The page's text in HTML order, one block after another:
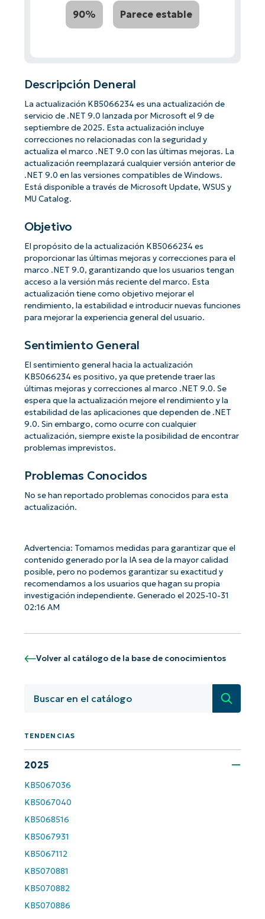
90% Parece estable
Descripción Deneral
La actualización KB5066234 es una actualización de
servicio de .NET 9.0 lanzada por Microsoft el 9 de
septiembre de 2025. Esta actualización incluye
correcciones no relacionadas con la seguridad y
actualiza el marco .NET 9.0 con las últimas mejoras. La
actualización reemplazará cualquier versión anterior de
.NET 9.0 en las versiones compatibles de Windows.
Está disponible a través de Microsoft Update, WSUS y
MU Catalog.
Objetivo
El propósito de la actualización KB5066234 es
proporcionar las últimas mejoras y correcciones para el
marco .NET 9.0, garantizando que los usuarios tengan
acceso a la versión más reciente del marco. Esta
actualización tiene como objetivo mejorar el
rendimiento, la estabilidad e introducir nuevas funciones
para mejorar la experiencia general del usuario.
Sentimiento General
El sentimiento general hacia la actualización
KB5066234 es positivo, ya que pretende traer las
últimas mejoras y correcciones al marco .NET 9.0. Se
espera que la actualización mejore el rendimiento y la
estabilidad de las aplicaciones que dependen de .NET
9.0. Sin embargo, como ocurre con cualquier
actualización, siempre existe la posibilidad de encontrar
problemas imprevistos.
Problemas Conocidos
No se han reportado problemas conocidos para esta
actualización.
Advertencia: Tomamos medidas para garantizar que el
contenido generado por la IA sea de la mayor calidad
posible, pero no podemos garantizar su exactitud y
recomendamos a los usuarios que hagan su propia
investigación independiente. Generado el 2025-10-31
02:16 AM
Volver al catálogo de la base de conocimientos
TENDENCIAS
2025
KB5067036
KB5067040
KB5068516
KB5067931
KB5067112
KB5070881
KB5070882
KB5070886
¡Empiece con los análisis de KB
basados en IA de NinjaOne!
First
and
name*
Business
Phone
number*